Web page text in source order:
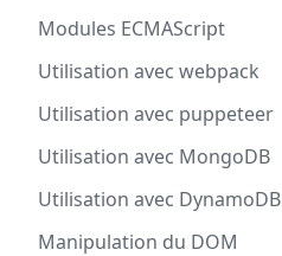
Modules ECMAScript
Utilisation avec webpack
Utilisation avec puppeteer
Utilisation avec MongoDB
Utilisation avec DynamoDB
Manipulation du DOM